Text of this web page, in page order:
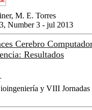
M. E. Torres
Number 3 - jul 2013
Cerebro
Resultados
y VIII Jornadas